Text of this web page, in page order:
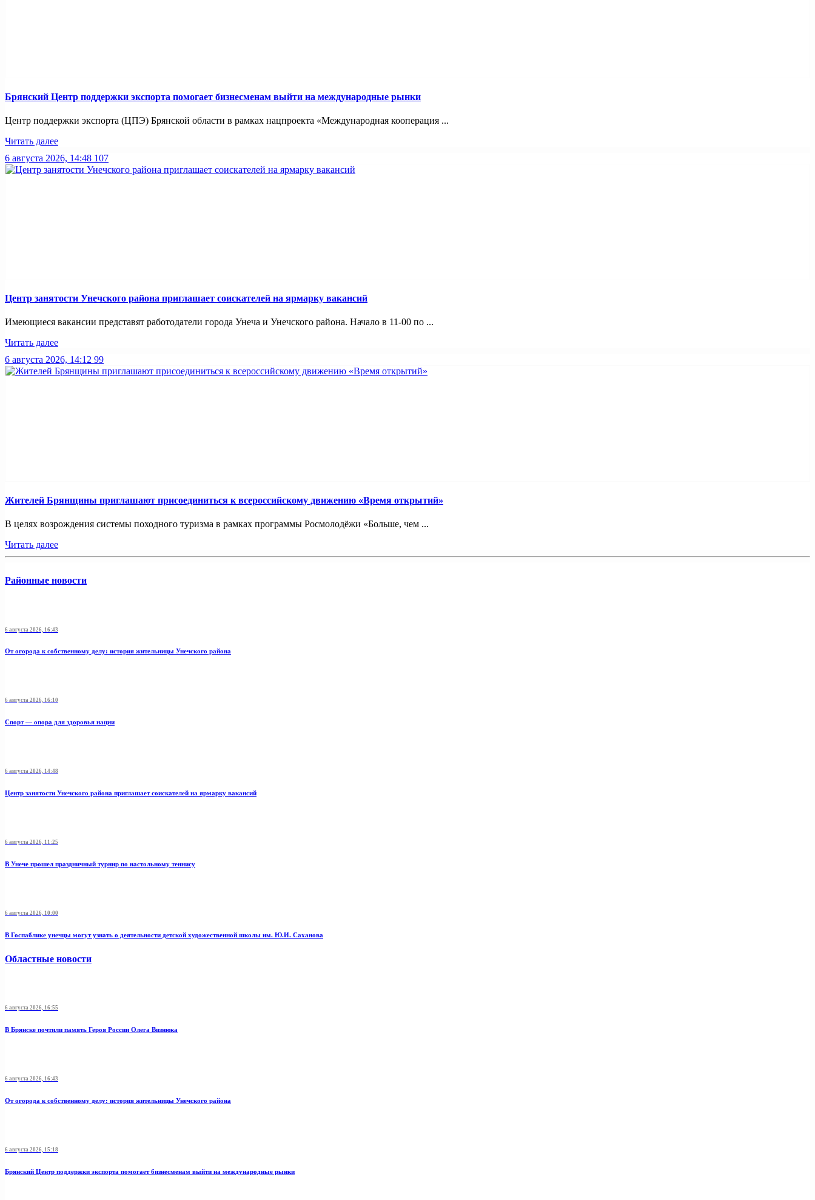
Брянский Центр поддержки экспорта помогает бизнесменам выйти на международные рынки
Центр поддержки экспорта (ЦПЭ) Брянской области в рамках нацпроекта «Международная кооперация ...
Читать далее
6 августа 2026, 14:48 107
Центр занятости Унечского района приглашает соискателей на ярмарку вакансий
Имеющиеся вакансии представят работодатели города Унеча и Унечского района. Начало в 11-00 по ...
Читать далее
6 августа 2026, 14:12 99
Жителей Брянщины приглашают присоединиться к всероссийскому движению «Время открытий»
В целях возрождения системы походного туризма в рамках программы Росмолодёжи «Больше, чем ...
Читать далее
Районные новости
6 августа 2026, 16:43
От огорода к собственному делу: история жительницы Унечского района
6 августа 2026, 16:10
Спорт — опора для здоровья нации
6 августа 2026, 14:48
Центр занятости Унечского района приглашает соискателей на ярмарку вакансий
6 августа 2026, 11:25
В Унече прошел праздничный турнир по настольному теннису
6 августа 2026, 10:00
В Госпаблике унечцы могут узнать о деятельности детской художественной школы им. Ю.И. Саханова
Областные новости
6 августа 2026, 16:55
В Брянске почтили память Героя России Олега Визнюка
6 августа 2026, 16:43
От огорода к собственному делу: история жительницы Унечского района
6 августа 2026, 15:18
Брянский Центр поддержки экспорта помогает бизнесменам выйти на международные рынки